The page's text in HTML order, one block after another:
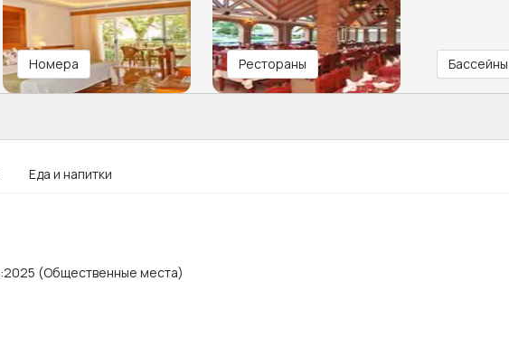
Номера Рестораны Бассейны
Еда и напитки
:2025 (Общественные места)